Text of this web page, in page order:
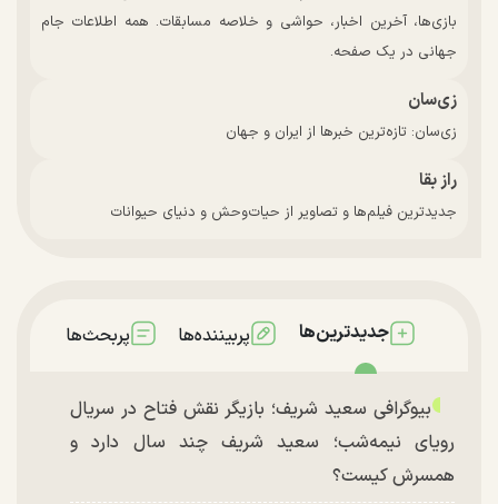
بازی‌ها، آخرین اخبار، حواشی و خلاصه مسابقات. همه اطلاعات جام
جهانی در یک صفحه.
زی‌سان
زی‌سان: تازه‌ترین خبرها از ایران و جهان
راز بقا
جدیدترین فیلم‌ها و تصاویر از حیات‌وحش و دنیای حیوانات
جدیدترین‌ها پربیننده‌ها پربحث‌ها
بیوگرافی سعید شریف؛ بازیگر نقش فتاح در سریال
رویای نیمه‌شب؛ سعید شریف چند سال دارد و
همسرش کیست؟